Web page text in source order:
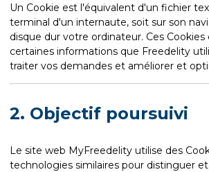
Un Cookie est l'équivalent d'un fichier
terminal d'un internaute, soit sur son
disque dur votre ordinateur. Ces
certaines informations que Freedelity
traiter vos demandes et améliorer et
2. Objectif poursuivi
Le site web MyFreedelity utilise des
technologies similaires pour distinguer